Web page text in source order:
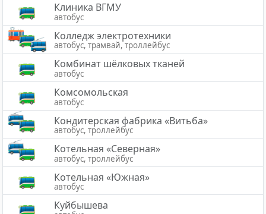
Клиника ВГМУ
автобус
Колледж электротехники
автобус, трамвай, троллейбус
Комбинат шёлковых тканей
автобус
Комсомольская
автобус
Кондитерская фабрика «Витьба»
автобус, троллейбус
Котельная «Северная»
автобус, троллейбус
Котельная «Южная»
автобус
Куйбышева